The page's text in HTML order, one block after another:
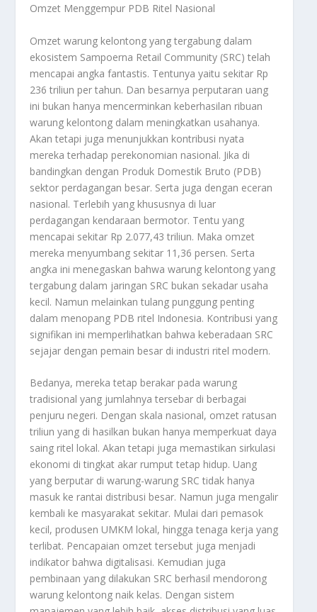
Omzet Menggempur PDB Ritel Nasional
Omzet warung kelontong yang tergabung dalam
ekosistem Sampoerna Retail Community (SRC) telah
mencapai angka fantastis. Tentunya yaitu sekitar Rp
236 triliun per tahun. Dan besarnya perputaran uang
ini bukan hanya mencerminkan keberhasilan ribuan
warung kelontong dalam meningkatkan usahanya.
Akan tetapi juga menunjukkan kontribusi nyata
mereka terhadap perekonomian nasional. Jika di
bandingkan dengan Produk Domestik Bruto (PDB)
sektor perdagangan besar. Serta juga dengan eceran
nasional. Terlebih yang khususnya di luar
perdagangan kendaraan bermotor. Tentu yang
mencapai sekitar Rp 2.077,43 triliun. Maka omzet
mereka menyumbang sekitar 11,36 persen. Serta
angka ini menegaskan bahwa warung kelontong yang
tergabung dalam jaringan SRC bukan sekadar usaha
kecil. Namun melainkan tulang punggung penting
dalam menopang PDB ritel Indonesia. Kontribusi yang
signifikan ini memperlihatkan bahwa keberadaan SRC
sejajar dengan pemain besar di industri ritel modern.
Bedanya, mereka tetap berakar pada warung
tradisional yang jumlahnya tersebar di berbagai
penjuru negeri. Dengan skala nasional, omzet ratusan
triliun yang di hasilkan bukan hanya memperkuat daya
saing ritel lokal. Akan tetapi juga memastikan sirkulasi
ekonomi di tingkat akar rumput tetap hidup. Uang
yang berputar di warung-warung SRC tidak hanya
masuk ke rantai distribusi besar. Namun juga mengalir
kembali ke masyarakat sekitar. Mulai dari pemasok
kecil, produsen UMKM lokal, hingga tenaga kerja yang
terlibat. Pencapaian omzet tersebut juga menjadi
indikator bahwa digitalisasi. Kemudian juga
pembinaan yang dilakukan SRC berhasil mendorong
warung kelontong naik kelas. Dengan sistem